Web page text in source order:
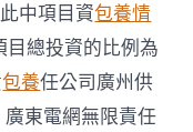
中項目資包養情
總投資的比例為
包養任公司廣州供
東電網無限責任